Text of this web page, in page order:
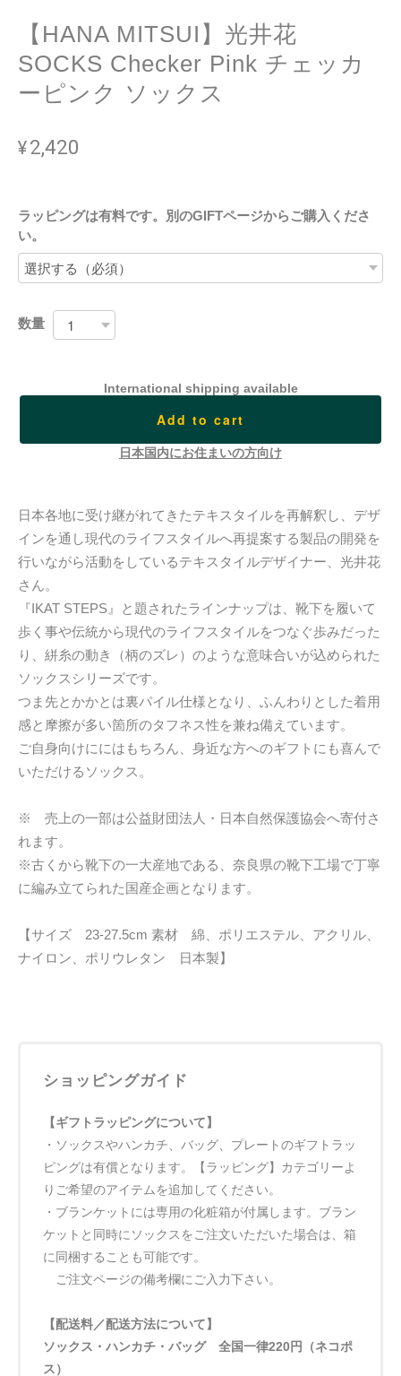
【HANA MITSUI】光井花
SOCKS Checker Pink チェッカ
ーピンク ソックス
¥2,420
ラッピングは有料です。別のGIFTページからご購入くださ
い。
数量
International shipping available
Add to cart
日本国内にお住まいの方向け
日本各地に受け継がれてきたテキスタイルを再解釈し、デザ
インを通し現代のライフスタイルへ再提案する製品の開発を
行いながら活動をしているテキスタイルデザイナー、光井花
さん。
『IKAT STEPS』と題されたラインナップは、靴下を履いて
歩く事や伝統から現代のライフスタイルをつなぐ歩みだった
り、絣糸の動き（柄のズレ）のような意味合いが込められた
ソックスシリーズです。
つま先とかかとは裏パイル仕様となり、ふんわりとした着用
感と摩擦が多い箇所のタフネス性を兼ね備えています。
ご自身向けににはもちろん、身近な方へのギフトにも喜んで
いただけるソックス。
※ 売上の一部は公益財団法人・日本自然保護協会へ寄付さ
れます。
※古くから靴下の一大産地である、奈良県の靴下工場で丁寧
に編み立てられた国産企画となります。
【サイズ 23-27.5cm 素材 綿、ポリエステル、アクリル、
ナイロン、ポリウレタン 日本製】
ショッピングガイド
【ギフトラッピングについて】
・ソックスやハンカチ、バッグ、プレートのギフトラッ
ピングは有償となります。【ラッピング】カテゴリーよ
りご希望のアイテムを追加してください。
・ブランケットには専用の化粧箱が付属します。ブラン
ケットと同時にソックスをご注文いただいた場合は、箱
に同梱することも可能です。
ご注文ページの備考欄にご入力下さい。
【配送料／配送方法について】
ソックス・ハンカチ・バッグ 全国一律220円（ネコポ
ス）